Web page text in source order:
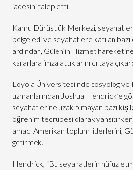
iadesini talep etti.
Kamu Dürüstlük Merkezi,
belgeledi ve seyahatlere katılan bazı
ardından, Gülen’in Hizmet
kararlara imza attıklarını ortaya
Loyola Üniversitesi’nde sosyolog
uzmanlarından Joshua Hendrick’e
seyahatlerine uzak olmayan bazı
öğrenim tecrübesi olarak
amacı Amerikan toplum liderlerini,
getirmek.
Hendrick, “Bu seyahatlerin nüfuz